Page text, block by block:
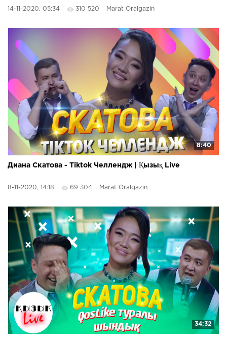
Live
14-11-2020, 05:34 310 520 Marat Oralgazin
8:40
Диана Скатова - Tiktok Челлендж | Қызық Live
8-11-2020, 14:18 69 304 Marat Oralgazin
34:32